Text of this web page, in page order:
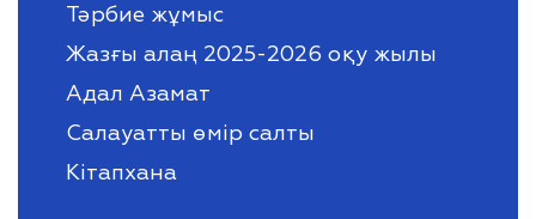
Тәрбие жұмыс
Жазғы алаң 2025-2026 оқу жылы
Адал Азамат
Салауатты өмір салты
Кітапхана